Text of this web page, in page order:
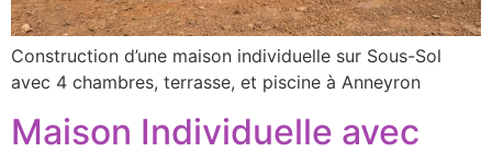
Construction d’une maison individuelle sur Sous-Sol
avec 4 chambres, terrasse, et piscine à Anneyron
Maison Individuelle avec